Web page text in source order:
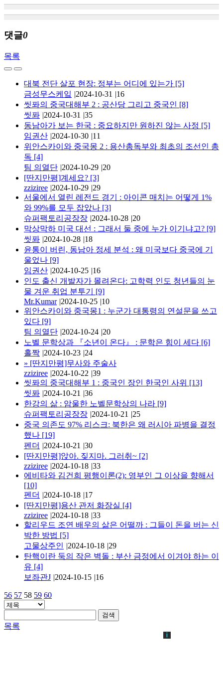
댓글0
목록
대북 전단 살포 현장: 정부는 어디에 있는가 [5]
금성무스케잌 |2024-10-31 |16
씻퐈의 중국대해부 2 : 공산당 그리고 중국인 [8]
씻퐈 |2024-10-31 |35
동남아가 보는 한국 : 중요하지만 원하진 않는 사정 [5]
임권산 |2024-10-30 |11
위안스카이와 중국몽 2 : 용산총독부와 최초의 조선인 총
독 [4]
팀 의열단 |2024-10-29 |20
[딴지만평]계세요? [3]
zziziree |2024-10-29 |29
서울에서 열린 레전드 경기 : 아이콘 매치는 어떻게 1%
와 99%를 모두 잡았나 [3]
슈퍼팩토리공장장 |2024-10-28 |20
막상막하 미국 대선 : 그래서 둘 중에 누가 이기냐고? [9]
씻퐈 |2024-10-28 |18
윤통이 버린, 동남아 정세 분석 : 왜 미국보다 중국에 기
울었나 [9]
임권산 |2024-10-25 |16
인도 출신 개발자가 몰려온다: 고학력 인도 청년들의 눈
물 겨운 취업 분투기 [9]
Mr.Kumar |2024-10-25 |10
위안스카이와 중국몽1 : 누군가 대통령의 연설문을 쓰고
있다 [9]
팀 의열단 |2024-10-24 |20
노벨 문학상과 『소년이 온다』 : 문학은 힘이 세다 [6]
홀짝 |2024-10-23 |24
» [딴지만평]무사와 주술사
zziziree |2024-10-22 |39
씻퐈의 중국대해부 1 : 중국인 장인 한국인 사위 [13]
씻퐈 |2024-10-21 |36
한강의 삶 : 암울한 노벨문학상의 나라 [9]
슈퍼팩토리공장장 |2024-10-21 |25
중국 의존도 97% 리스크: 북한은 왜 러시아 파병을 결정
했나 [19]
펜더 |2024-10-21 |30
[딴지만평]앉아. 짖지마. 그러취~ [2]
zziziree |2024-10-18 |33
에비타와 김건희 평행이론(2): 영부인 그 이상을 향해서
[10]
펜더 |2024-10-18 |17
[딴지만평]용산 관저 화장실 [4]
zziziree |2024-10-18 |33
할리우드 조연 배우의 삶은 어떨까 : 그들이 돈을 버는 신
박한 방법 [5]
고물상주인 |2024-10-18 |29
탄핵이란 둑의 작은 벽돌 : 부산 금정에서 이겨야 하는 이
유 [4]
보좌관J |2024-10-15 |16
56 57 58 59 60
검색
목록